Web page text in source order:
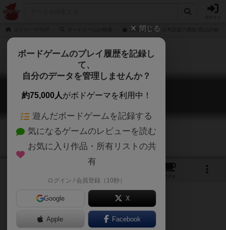
東海道デュオ 日本語版の通販/商品詳細
東海道デュオ
Tokaido Duo
カフェ
ご協力ください
閉じる
ボードゲームのプレイ履歴を記録し
て、
自分のデータを管理しませんか？
約75,000人がボドゲーマを利用中！
遊んだボードゲームを記録する
気になるゲームのレビューを読む
お気に入り作品・所有リストの共
有
ログイン / 会員登録（10秒）
Google X
Apple Facebook